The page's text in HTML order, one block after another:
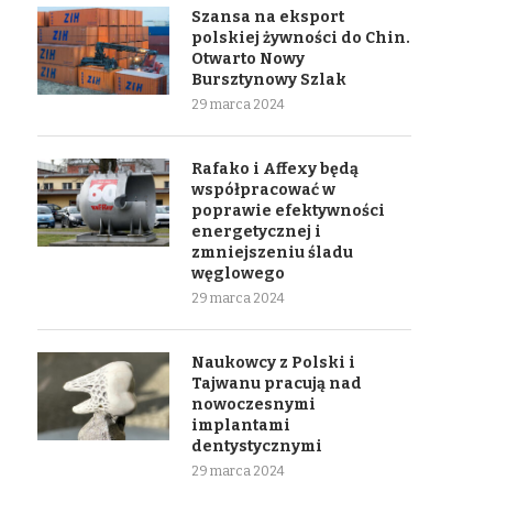
Szansa na eksport
polskiej żywności do Chin.
Otwarto Nowy
Bursztynowy Szlak
29 marca 2024
Rafako i Affexy będą
współpracować w
poprawie efektywności
energetycznej i
zmniejszeniu śladu
węglowego
29 marca 2024
Naukowcy z Polski i
Tajwanu pracują nad
nowoczesnymi
implantami
dentystycznymi
29 marca 2024